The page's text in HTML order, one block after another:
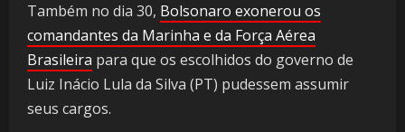
Também no dia 30, Bolsonaro exonerou os
comandantes da Marinha e da Força Aérea
Brasileira para que os escolhidos do governo de
Luiz Inácio Lula da Silva (PT) pudessem assumir
seus cargos.